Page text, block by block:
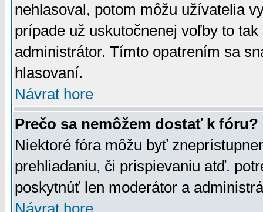
nehlasoval, potom môžu užívatelia
prípade už uskutočnenej voľby to
administrátor. Tímto opatrením sa
hlasovaní.
Návrat hore
Prečo sa nemôžem dostať k fóru?
Niektoré fóra môžu byť
prehliadaniu, či prispievaniu atď.
poskytnúť len moderátor a
Návrat hore